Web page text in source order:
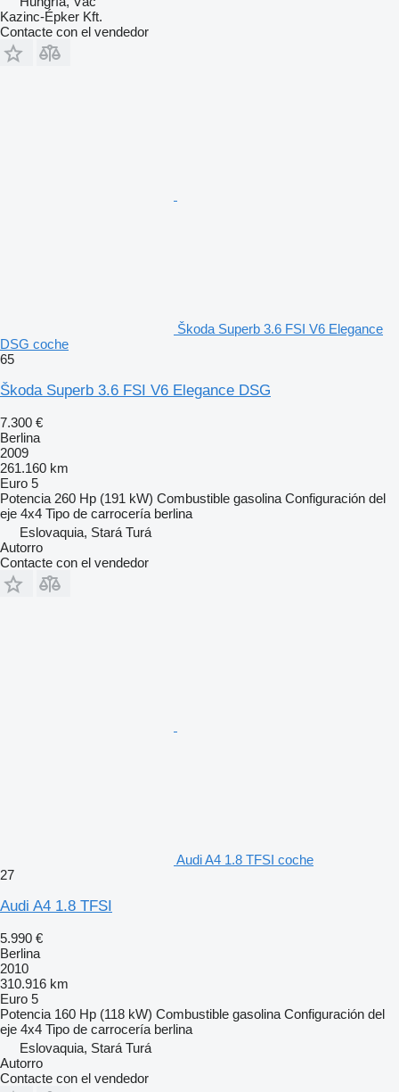
Kazinc-Épker Kft.
Contacte con el vendedor
Škoda Superb 3.6 FSI V6 Elegance
DSG coche
65
Škoda Superb 3.6 FSI V6 Elegance DSG
7.300 €
Berlina
2009
261.160 km
Euro 5
Potencia 260 Hp (191 kW) Combustible gasolina Configuración del
eje 4x4 Tipo de carrocería berlina
Eslovaquia, Stará Turá
Autorro
Contacte con el vendedor
Audi A4 1.8 TFSI coche
27
Audi A4 1.8 TFSI
5.990 €
Berlina
2010
310.916 km
Euro 5
Potencia 160 Hp (118 kW) Combustible gasolina Configuración del
eje 4x4 Tipo de carrocería berlina
Eslovaquia, Stará Turá
Autorro
Contacte con el vendedor